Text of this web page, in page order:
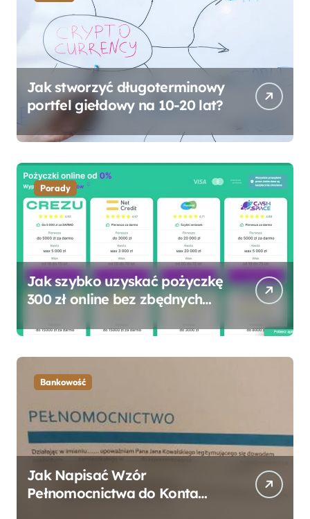
Jak stworzyć długoterminowy
portfel giełdowy na 10-20 lat?
Porady
Jak szybko uzyskać pożyczkę
300 zł online bez zbędnych
Bankowość
Jak Napisać Wzór
Pełnomocnictwa do Konta